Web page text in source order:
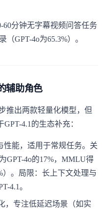
60分钟无字幕视频问答任务
GPT-4o为65.3%）。
辅助角色
推出两款轻量化模型，但
4.1的生态补充：
性能，适用于常规任务。关
GPT-4o的17%，MMLU得
）。局限：长上下文处理与
4.1。
，专注低延迟场景（如实